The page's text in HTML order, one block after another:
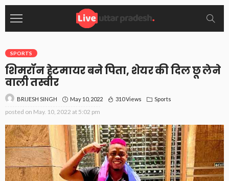
SPORTS
शिमरॉन हेटमायर बने पिता, शेयर की दिल छू लेने
वाली तस्वीर
BRIJESH SINGH May 10, 2022 310 Views Sports
posted on May. 10, 2022 at 5:02 pm